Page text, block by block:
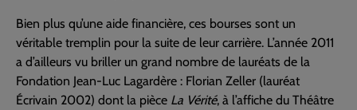
Bien plus qu’une aide financière, ces bourses sont un
véritable tremplin pour la suite de leur carrière. L’année 2011
a d’ailleurs vu briller un grand nombre de lauréats de la
Fondation Jean-Luc Lagardère : Florian Zeller (lauréat
Écrivain 2002) dont la pièce La Vérité, à l’affiche du Théâtre